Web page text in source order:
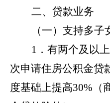
二、贷款业务
（一）支持多子
1．有两个及以
次申请住房公积金贷
度基础上提高30%（